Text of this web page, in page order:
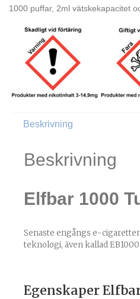
1000 puffar, 2ml vätskekapacitet
Beskrivning
Beskrivning
Elfbar 1000
Senaste engångs e-
teknologi, även kallad
Egenskaper